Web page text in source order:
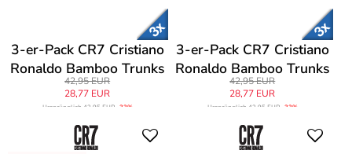
3-er-Pack CR7 Cristiano
Ronaldo Bamboo Trunks
42,95 EUR
28,77 EUR
Ursprünglich 42,95 EUR -33%
3-er-Pack CR7 Cristiano
Ronaldo Bamboo Trunks
42,95 EUR
28,77 EUR
Ursprünglich 42,95 EUR -33%